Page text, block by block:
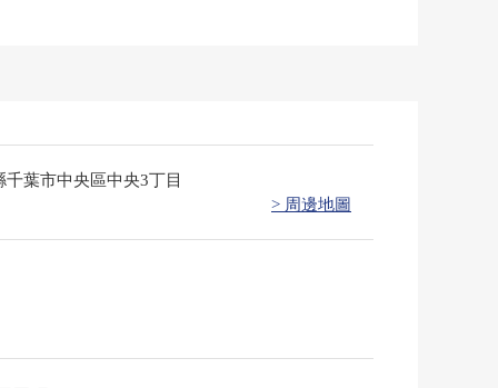
千葉市中央區中央3丁目
> 周邊地圖